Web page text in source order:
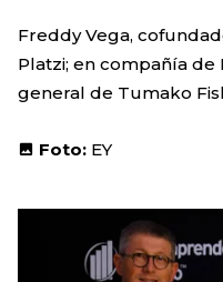
Freddy Vega,
Platzi; en compañía de
general de Tumako
Foto: EY